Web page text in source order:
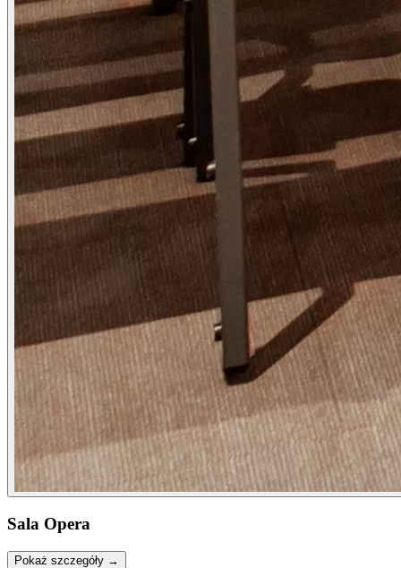
Sala Opera
Pokaż szczegóły →